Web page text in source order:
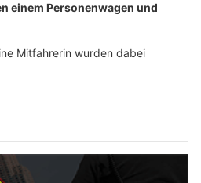
einem Personenwagen und
Mitfahrerin wurden dabei